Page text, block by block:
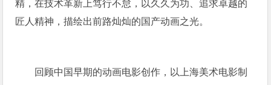
精，在技术革新上笃行不怠，以久久为功、追求卓越的
匠人精神，描绘出前路灿灿的国产动画之光。
回顾中国早期的动画电影创作，以上海美术电影制